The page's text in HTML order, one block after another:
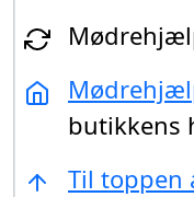
butikkens
Til toppen